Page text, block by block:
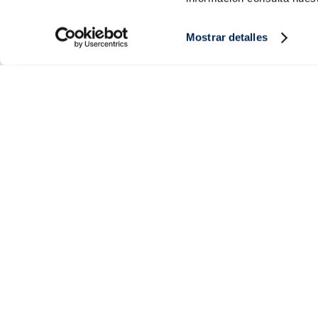
Mostrar detalles